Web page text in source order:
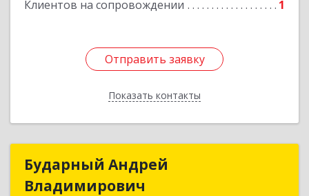
Клиентов на сопровождении 1
Отправить заявку
Показать контакты
Отправить заявку
Назад
Бударный Андрей
Владимирович
Бударный Андрей